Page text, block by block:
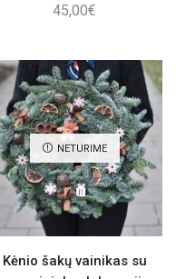
45,00€
NETURIME
Kėnio šakų vainikas su